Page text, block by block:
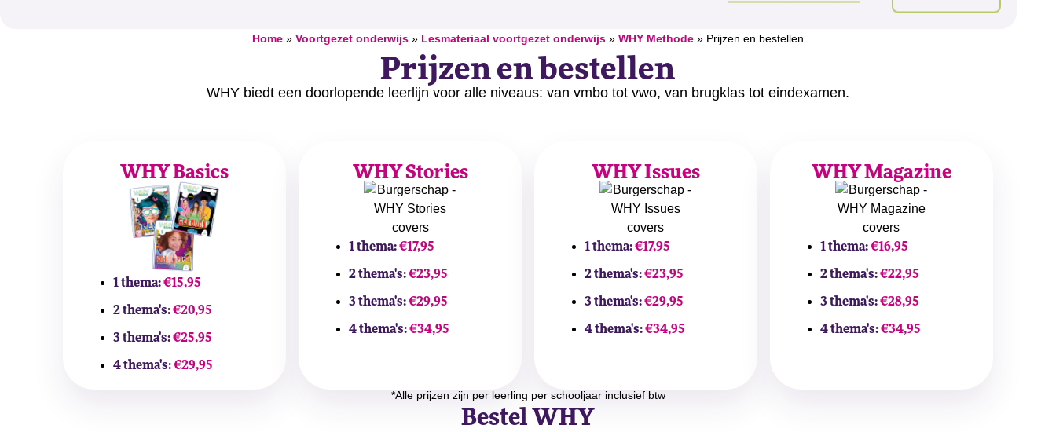
Home » Voortgezet onderwijs » Lesmateriaal voortgezet onderwijs » WHY Methode » Prijzen en bestellen
Prijzen en bestellen
WHY biedt een doorlopende leerlijn voor alle niveaus: van vmbo tot vwo, van brugklas tot eindexamen.
WHY Basics
1 thema:€15,95
2 thema's:€20,95
3 thema's:€25,95
4 thema's:€29,95
WHY Stories
1 thema:€17,95
2 thema's:€23,95
3 thema's:€29,95
4 thema's:€34,95
WHY Issues
1 thema:€17,95
2 thema's:€23,95
3 thema's:€29,95
4 thema's:€34,95
WHY Magazine
1 thema:€16,95
2 thema's:€22,95
3 thema's:€28,95
4 thema's:€34,95
*Alle prijzen zijn per leerling per schooljaar inclusief btw
Bestel WHY